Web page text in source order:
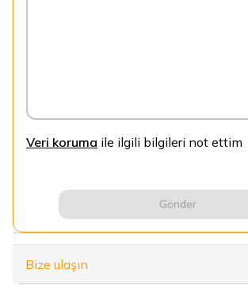
Veri koruma ile ilgili bilgileri not ettim
Gönder
Bize ulaşın